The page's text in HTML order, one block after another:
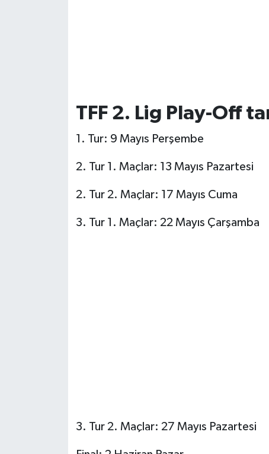
TFF 2. Lig Play-Off
1. Tur: 9 Mayıs Perşembe
2. Tur 1. Maçlar: 13 Mayıs Pazartesi
2. Tur 2. Maçlar: 17 Mayıs Cuma
3. Tur 1. Maçlar: 22 Mayıs Çarşamba
3. Tur 2. Maçlar: 27 Mayıs Pazartesi